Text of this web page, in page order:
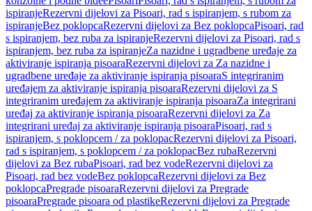
ispiranjeRezervni dijelovi za Pisoari, rad s ispiranjem, s rubom za
ispiranjeBez poklopcaRezervni dijelovi za Bez poklopcaPisoari, rad
s ispiranjem, bez ruba za ispiranjeRezervni dijelovi za Pisoari, rad s
ispiranjem, bez ruba za ispiranjeZa nazidne i ugradbene uređaje za
aktiviranje ispiranja pisoaraRezervni dijelovi za Za nazidne i
ugradbene uređaje za aktiviranje ispiranja pisoaraS integriranim
uređajem za aktiviranje ispiranja pisoaraRezervni dijelovi za S
integriranim uređajem za aktiviranje ispiranja pisoaraZa integrirani
uređaj za aktiviranje ispiranja pisoaraRezervni dijelovi za Za
integrirani uređaj za aktiviranje ispiranja pisoaraPisoari, rad s
ispiranjem, s poklopcem / za poklopacRezervni dijelovi za Pisoari,
rad s ispiranjem, s poklopcem / za poklopacBez rubaRezervni
dijelovi za Bez rubaPisoari, rad bez vodeRezervni dijelovi za
Pisoari, rad bez vodeBez poklopcaRezervni dijelovi za Bez
poklopcaPregrade pisoaraRezervni dijelovi za Pregrade
pisoaraPregrade pisoara od plastikeRezervni dijelovi za Pregrade